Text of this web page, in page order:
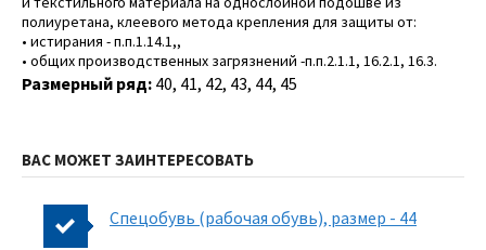
полиуретана, клеевого метода крепления для защиты от:
• истирания - п.п.1.14.1,,
• общих производственных загрязнений -п.п.2.1.1, 16.2.1, 16.3.
Размерный ряд: 40, 41, 42, 43, 44, 45
ВАС МОЖЕТ ЗАИНТЕРЕСОВАТЬ
Спецобувь (рабочая обувь), размер - 44